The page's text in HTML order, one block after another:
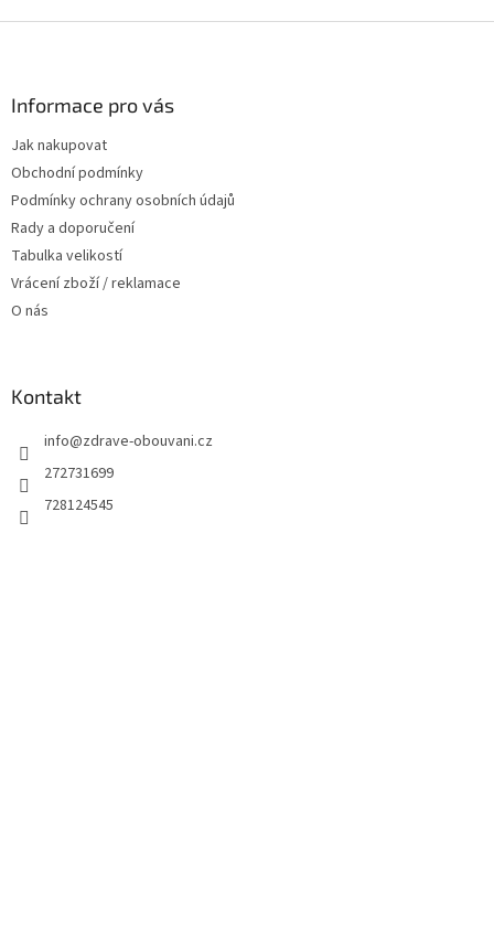
Informace pro vás
Jak nakupovat
Obchodní podmínky
Podmínky ochrany osobních údajů
Rady a doporučení
Tabulka velikostí
Vrácení zboží / reklamace
O nás
Kontakt
info@zdrave-obouvani.cz
272731699
728124545